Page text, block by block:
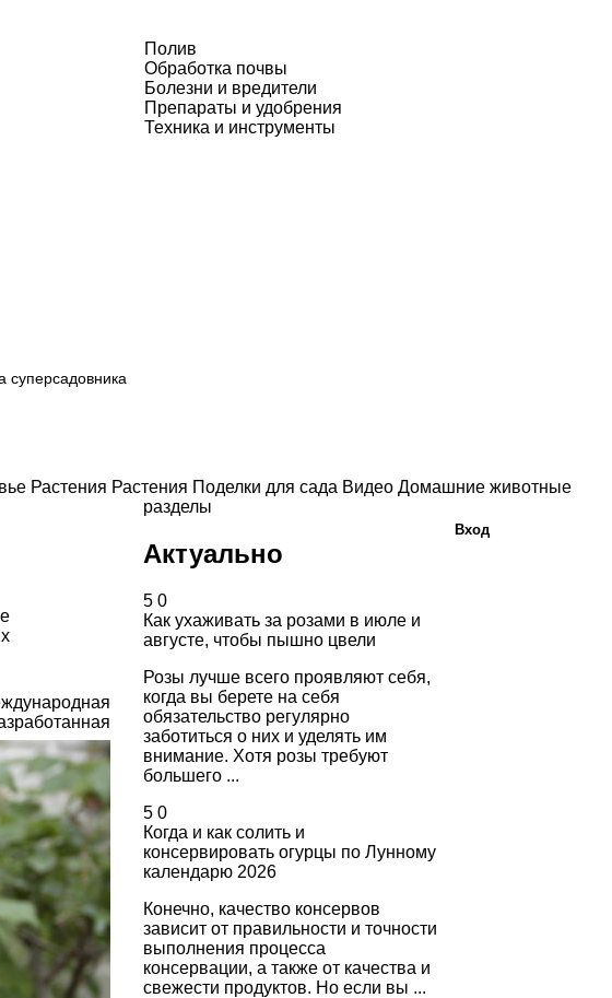
Полив
Обработка почвы
Болезни и вредители
Препараты и удобрения
Техника и инструменты
суперсадовника
Растения Растения Поделки для сада Видео Домашние животные
разделы
Актуально
5 0
Как ухаживать за розами в июле и
августе, чтобы пышно цвели
Розы лучше всего проявляют себя,
когда вы берете на себя
обязательство регулярно
заботиться о них и уделять им
внимание. Хотя розы требуют
большего ...
5 0
Когда и как солить и
консервировать огурцы по Лунному
календарю 2026
Конечно, качество консервов
зависит от правильности и точности
выполнения процесса
консервации, а также от качества и
свежести продуктов. Но если вы ...
Вход